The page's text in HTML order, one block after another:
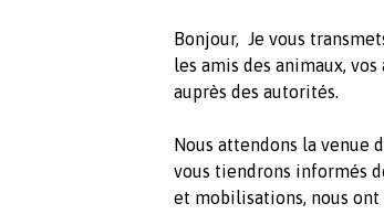
Bonjour, Je vous
les amis des animaux,
auprès des autorités.
Nous attendons la venue
vous tiendrons informés
et mobilisations, nous